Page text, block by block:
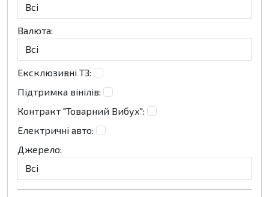
Валюта:
Ексклюзивні ТЗ:
Підтримка вінілів:
Контракт "Товарний Вибух":
Електричні авто:
Джерело: